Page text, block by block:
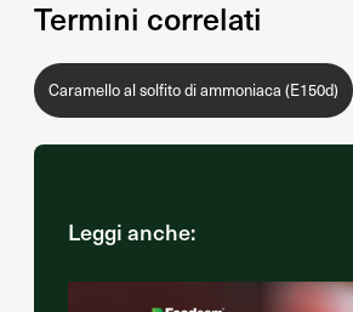
Termini correlati
Caramello al solfito di ammoniaca (E150d)
Leggi anche: